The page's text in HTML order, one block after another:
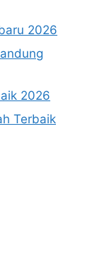
2026
2026
Terbaik